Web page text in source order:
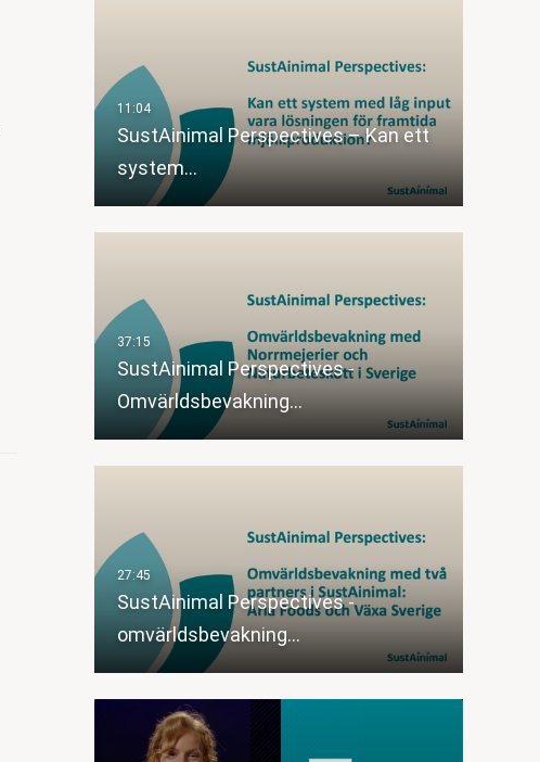
SustAinimal Perspectives – Kan ett
system…
SustAinimal Perspectives -
Omvärldsbevakning…
SustAinimal Perspectives -
omvärldsbevakning…